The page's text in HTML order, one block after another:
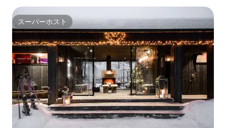
スーパーホスト
スーパーホスト